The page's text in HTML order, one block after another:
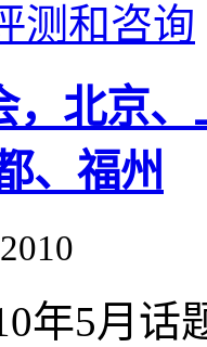
测和咨询
，北京
、福州
年5月话